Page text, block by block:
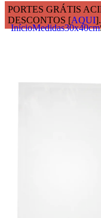
PORTES GRÁTIS
DESCONTOS [AQUI].
InícioMedidas30x40cm